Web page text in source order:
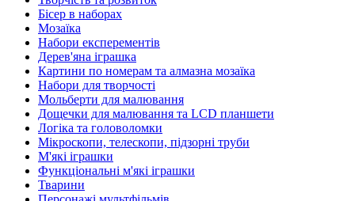
Бісер в наборах
Мозаїка
Набори експерементів
Дерев'яна іграшка
Картини по номерам та алмазна мозаїка
Набори для творчості
Мольберти для малювання
Дощечки для малювання та LCD планшети
Логіка та головоломки
Мікроскопи, телескопи, підзорні труби
М'які іграшки
Функціональні м'які іграшки
Тварини